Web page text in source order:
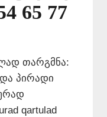
65 77
თარგმნა:
და პირადი
qartulad